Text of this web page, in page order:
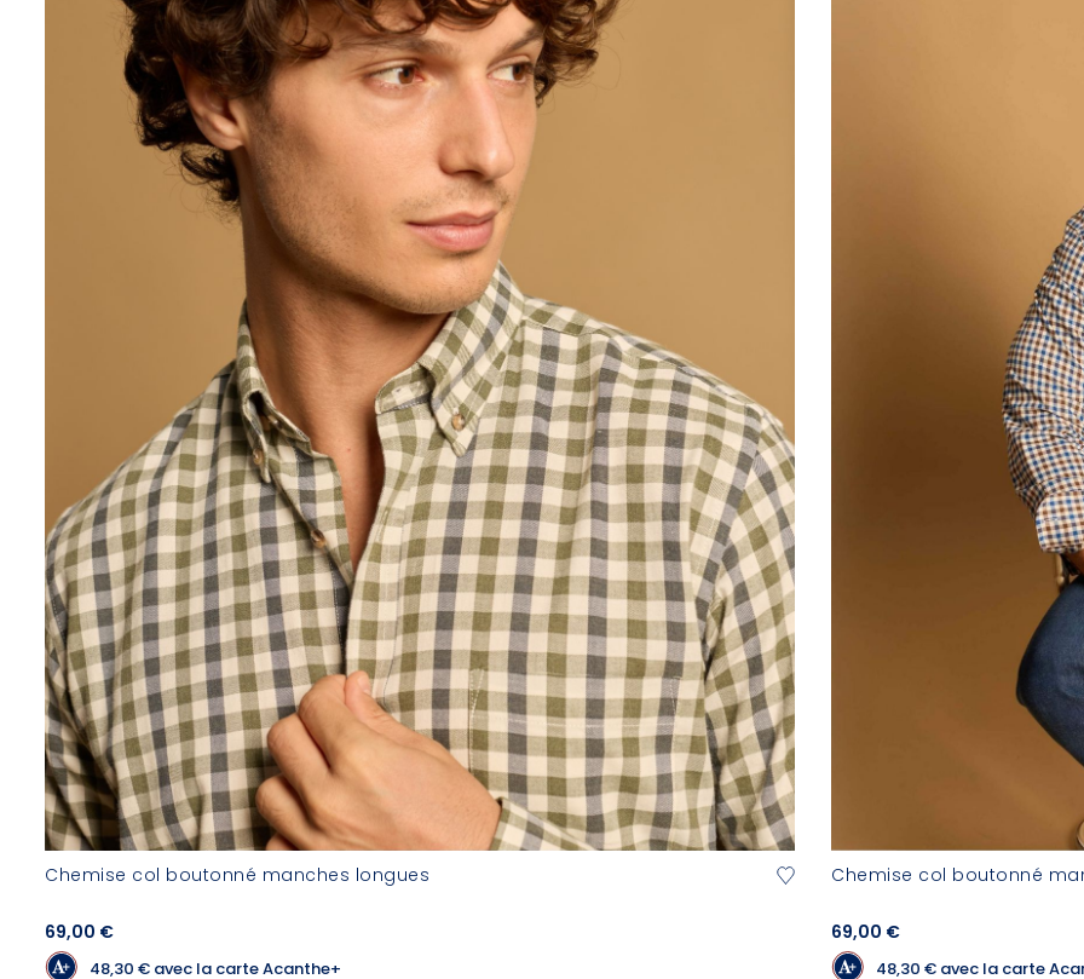
Chemise col boutonné manches longues
69,00 €
48,30 € avec la carte Acanthe+
Chemise col boutonné
69,00 €
48,30 € avec la carte